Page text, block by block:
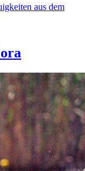
aus dem